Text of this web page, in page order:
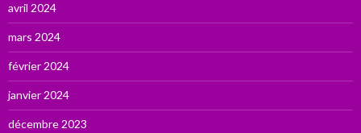
avril 2024
mars 2024
février 2024
janvier 2024
décembre 2023